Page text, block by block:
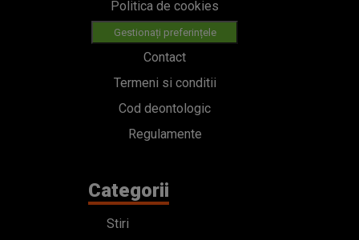
Politica de cookies
Gestionați preferințele
Contact
Termeni si conditii
Cod deontologic
Regulamente
Categorii
Stiri